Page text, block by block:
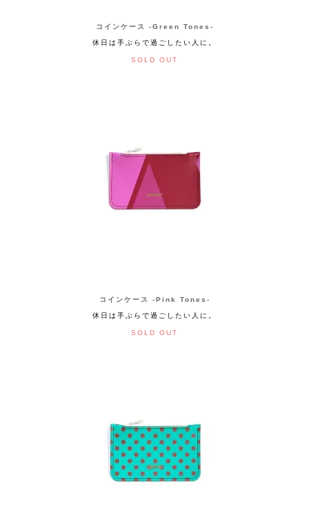
コインケース -Green Tones-
休日は手ぶらで過ごしたい人に。
SOLD OUT
コインケース -Pink Tones-
休日は手ぶらで過ごしたい人に。
SOLD OUT